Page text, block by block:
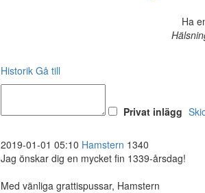
Ha
Historik Gå till
Privat inlägg
2019-01-01 05:10 Hamstern 1340
Jag önskar dig en mycket fin 1339-årsdag!
Med vänliga grattispussar, Hamstern